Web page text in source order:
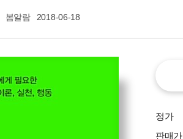
봄알람 2018-06-18
정가
판매가